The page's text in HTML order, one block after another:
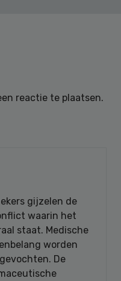
reactie te plaatsen.
gijzelen de
waarin het
staat. Medische
worden
De